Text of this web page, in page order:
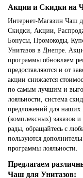
Акции и Скидки на
Интернет-Магазин Чаш
Скидки, Акции,
Бонусы, Промокоды,
Унитазов в Днепре.
программы обновляем
предоставляются и от
акции снижается
по самым лучшим и
лояльности, система
предложений для наших
(комплексных) заказов и
рады, обращайтесь с
пользуются
программы лояльности.
Предлагаем
Чаш для Унитазов: